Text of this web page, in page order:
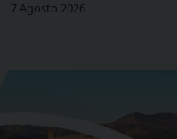
Skip7 Agosto 2026